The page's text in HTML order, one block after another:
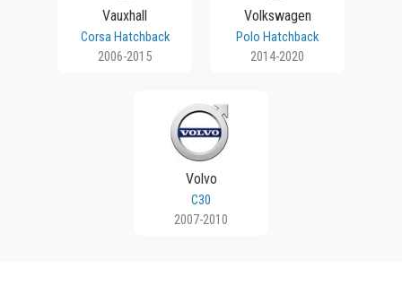
Vauxhall
Corsa Hatchback
2006-2015
Volkswagen
Polo Hatchback
2014-2020
Volvo
C30
2007-2010